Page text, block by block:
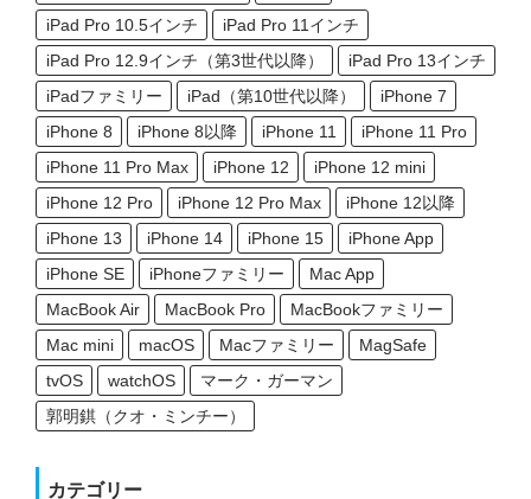
iPad Pro 10.5インチ
iPad Pro 11インチ
iPad Pro 12.9インチ（第3世代以降）
iPad Pro 13インチ
iPadファミリー
iPad（第10世代以降）
iPhone 7
iPhone 8
iPhone 8以降 iPhone 11
iPhone 11 Pro
iPhone 11 Pro Max
iPhone 12
iPhone 12 mini
iPhone 12 Pro
iPhone 12 Pro Max
iPhone 12以降
iPhone 13
iPhone 14 iPhone 15
iPhone App
iPhone SE
iPhoneファミリー
Mac App
MacBook Air
MacBook Pro
MacBookファミリー
Mac mini
macOS Macファミリー
MagSafe
tvOS
watchOS
マーク・ガーマン
郭明錤（クオ・ミンチー）
カテゴリー